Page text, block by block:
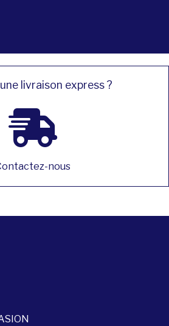
livraison express ?
nous